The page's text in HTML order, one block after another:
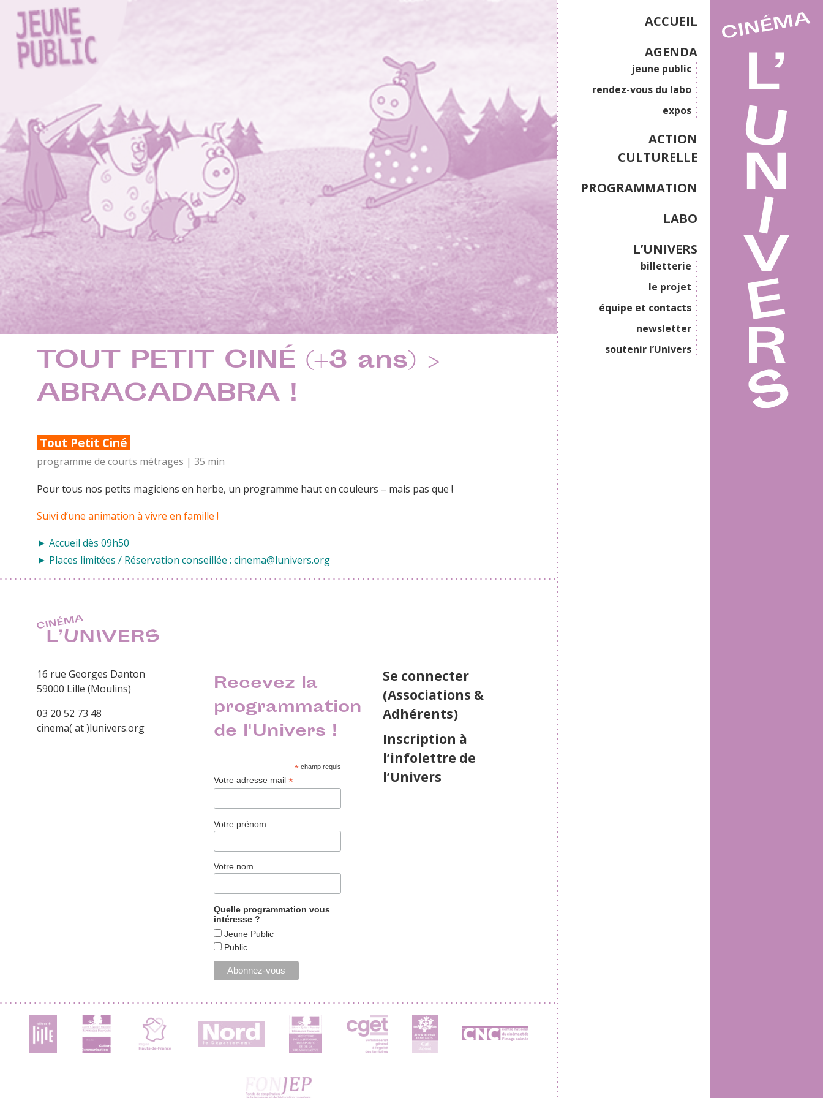
ACCUEIL
AGENDA
jeune public
rendez-vous du labo
expos
ACTION
CULTURELLE
PROGRAMMATION
LABO
L’UNIVERS
billetterie
le projet
équipe et contacts
newsletter
soutenir l’Univers
TOUT PETIT CINÉ (+3 ans) >
ABRACADABRA !
Tout Petit Ciné
programme de courts métrages | 35 min
Pour tous nos petits magiciens en herbe, un programme haut en couleurs – mais pas que !
Suivi d’une animation à vivre en famille !
► Accueil dès 09h50
► Places limitées / Réservation conseillée : cinema@lunivers.org
16 rue Georges Danton
59000 Lille (Moulins)
03 20 52 73 48
cinema( at )lunivers.org
Recevez la
programmation
de l'Univers !
*champ requis
Votre adresse mail*
Votre prénom
Votre nom
Quelle programmation vous
intéresse ?
Jeune Public
Public
Se connecter
(Associations &
Adhérents)
Inscription à
l’infolettre de
l’Univers